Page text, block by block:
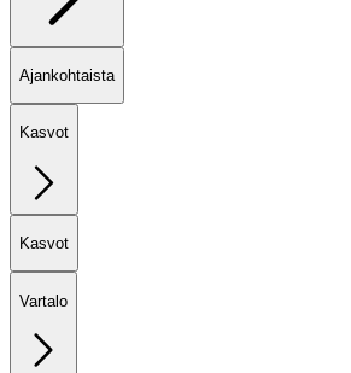
Ajankohtaista
Kasvot
Kasvot
Vartalo